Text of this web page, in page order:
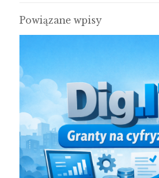
Powiązane wpisy